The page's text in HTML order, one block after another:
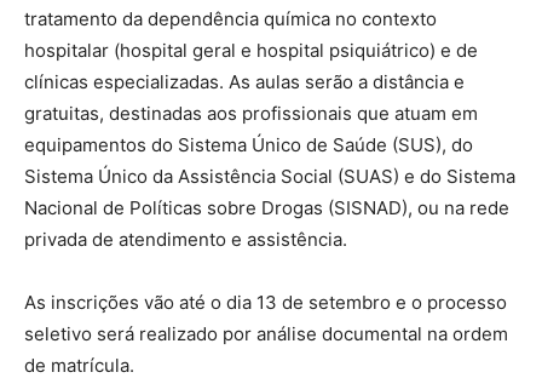
tratamento da dependência química no contexto
hospitalar (hospital geral e hospital psiquiátrico) e de
clínicas especializadas. As aulas serão a distância e
gratuitas, destinadas aos profissionais que atuam em
equipamentos do Sistema Único de Saúde (SUS), do
Sistema Único da Assistência Social (SUAS) e do Sistema
Nacional de Políticas sobre Drogas (SISNAD), ou na rede
privada de atendimento e assistência.
As inscrições vão até o dia 13 de setembro e o processo
seletivo será realizado por análise documental na ordem
de matrícula.